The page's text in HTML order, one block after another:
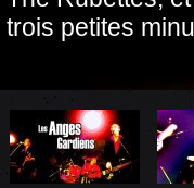
trois petites